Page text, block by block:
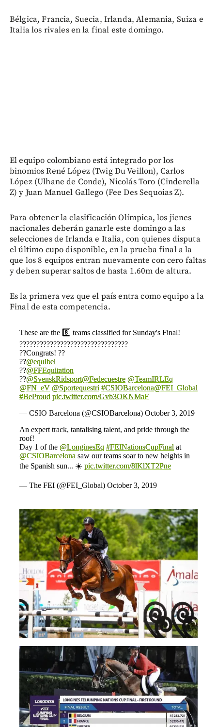
Bélgica, Francia, Suecia, Irlanda, Alemania, Suiza e
Italia los rivales en la final este domingo.
El equipo colombiano está integrado por los
binomios René López (Twig Du Veillon), Carlos
López (Ulhane de Conde), Nicolás Toro (Cinderella
Z) y Juan Manuel Gallego (Fee Des Sequoias Z).
Para obtener la clasificación Olímpica, los jienes
nacionales deberán ganarle este domingo a las
selecciones de Irlanda e Italia, con quienes disputa
el último cupo disponible, en la prueba final a la
que los 8 equipos entran nuevamente con cero faltas
y deben superar saltos de hasta 1.60m de altura.
Es la primera vez que el país entra como equipo a la
Final de esta competencia.
These are the 8️⃣ teams classified for Sunday's Final!
????????????????????????????????
??Congrats! ??
??@equibel
??@FFEquitation
??@SvenskRidsport@Fedecuestre @TeamIRLEq
@FN_eV @Sportequestri #CSIOBarcelona@FEI_Global
#BeProud pic.twitter.com/Gvb3OKNMaF
— CSIO Barcelona (@CSIOBarcelona) October 3, 2019
An expert track, tantalising talent, and pride through the
roof!
Day 1 of the @LonginesEq #FEINationsCupFinal at
@CSIOBarcelona saw our teams soar to new heights in
the Spanish sun... ☀️ pic.twitter.com/8lKlXT2Pne
— The FEI (@FEI_Global) October 3, 2019